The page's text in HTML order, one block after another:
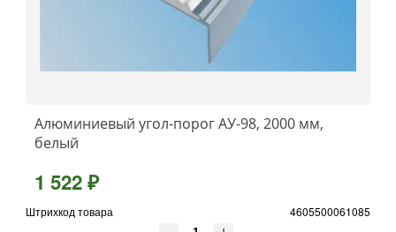
Алюминиевый угол-порог АУ-98, 2000 мм,
белый
1 522 ₽
Штрихкод товара 4605500061085